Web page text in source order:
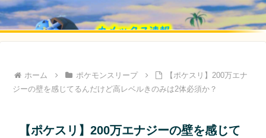
ホーム ポケモンスリープ
【ポケスリ】200万エナ
ジーの壁を感じてるんだけど高レベルきのみは2体必須か？
【ポケスリ】200万エナジーの壁を感じて